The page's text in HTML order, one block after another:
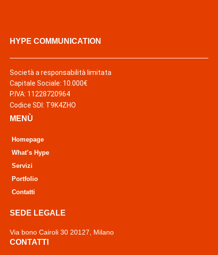
HYPE COMMUNICATION
Società a responsabilità limitata
Capitale Sociale: 10.000€
P.IVA: 11228720964
Codice SDI: T9K4ZHO
MENÙ
Homepage
What’s Hype
Servizi
Portfolio
Contatti
SEDE LEGALE
Via bono Cairoli 30 20127, Milano
CONTATTI